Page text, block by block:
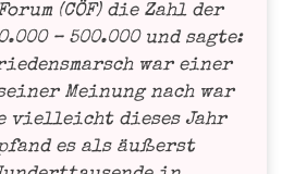
(CÖF) die Zahl der
– 500.000 und sag­te:
war einer
Mei­nung nach war
viel­leicht die­ses Jahr
es als äußerst